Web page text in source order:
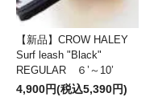
【新品】CROW HALEY
Surf leash "Black"
REGULAR ６’～10’
4,900円(税込5,390円)